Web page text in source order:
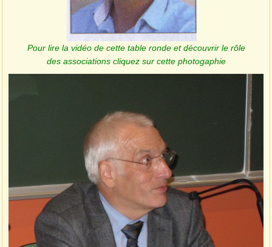
Pour lire la vidéo de cette table ronde et découvrir le rôle
des associations cliquez sur cette photogaphie